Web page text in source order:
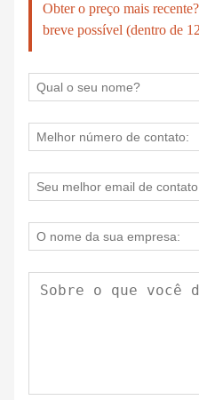
Obter o preço mais
breve possível (dentro de